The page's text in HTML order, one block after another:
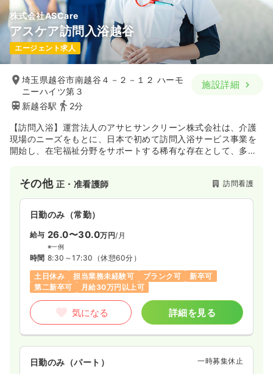
株式会社ASCare
アスケア訪問入浴越谷
エージェント求人
埼玉県越谷市南越谷４－２－１２ ハーモ
ニーハイツ第３
新越谷駅
2分
施設詳細
【訪問入浴】運営法人のアサヒサンクリーン株式会社は、介護
現場のニーズをもとに、日本で初めて訪問入浴サービス事業を
開始し、在宅福祉分野をサポートする稀有な存在として、多く
人ホーム等、多くの介護サービスを全国で展開しています。
その他 正・准看護師 訪問看護
日勤のみ（常勤）
給与 26.0〜30.0万円/月
※一例
時間 8:30～17:30 （休憩60分）
土日休み
担当業務未経験可 ブランク可
新卒可
第二新卒可
月給30万円以上可
気になる 詳細を見る
日勤のみ（パート） 一時募集休止